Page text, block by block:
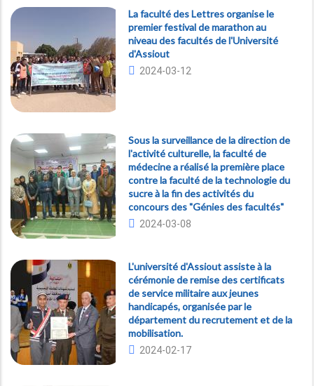
La faculté des Lettres organise le
premier festival de marathon au
niveau des facultés de l'Université
d'Assiout
2024-03-12
Sous la surveillance de la direction de
l'activité culturelle, la faculté de
médecine a réalisé la première place
contre la faculté de la technologie du
sucre à la fin des activités du
concours des "Génies des facultés"
2024-03-08
L'université d'Assiout assiste à la
cérémonie de remise des certificats
de service militaire aux jeunes
handicapés, organisée par le
département du recrutement et de la
mobilisation.
2024-02-17